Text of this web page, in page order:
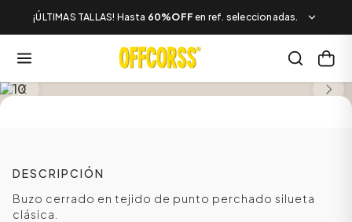
¡ÚLTIMAS TALLAS! Hasta 60%OFF en ref. seleccionadas.
DESCRIPCIÓN
Buzo cerrado en tejido de punto perchado silueta
clásica.